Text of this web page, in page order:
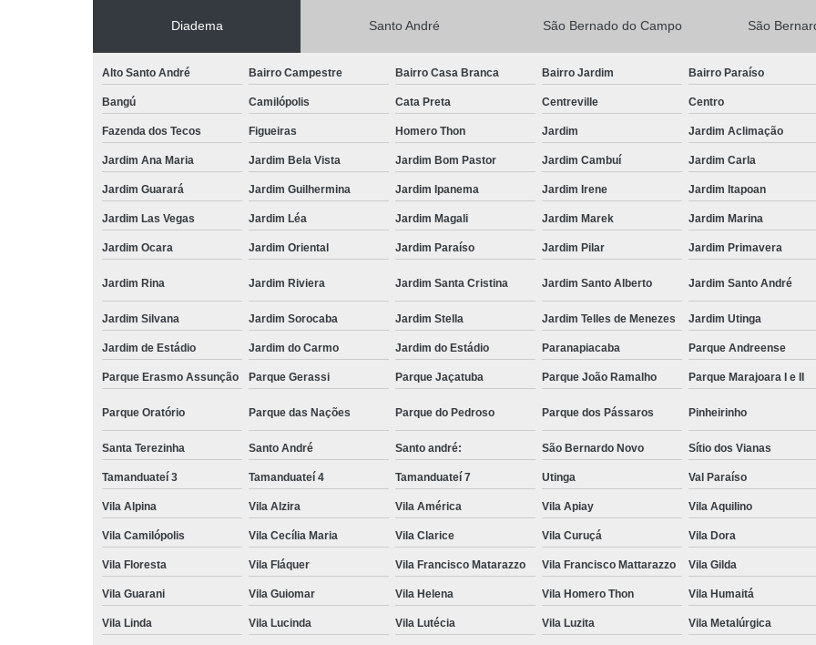
Diadema Santo André São Bernado do Campo São
Alto Santo André Bairro Campestre Bairro Casa Branca Bairro Jardim Bairro Paraíso
Bangú Camilópolis Cata Preta Centreville Centro
Fazenda dos Tecos Figueiras Homero Thon Jardim Jardim Aclimação
Jardim Ana Maria Jardim Bela Vista Jardim Bom Pastor Jardim Cambuí Jardim Carla
Jardim Guarará Jardim Guilhermina Jardim Ipanema Jardim Irene Jardim Itapoan
Jardim Las Vegas Jardim Léa Jardim Magali Jardim Marek Jardim Marina
Jardim Ocara Jardim Oriental Jardim Paraíso Jardim Pilar Jardim Primavera
Jardim Rina Jardim Riviera Jardim Santa Cristina Jardim Santo Alberto Jardim Santo André
Jardim Silvana Jardim Sorocaba Jardim Stella Jardim Telles de Menezes Jardim Utinga
Jardim de Estádio Jardim do Carmo Jardim do Estádio Paranapiacaba Parque Andreense
Parque Erasmo Assunção Parque Gerassi Parque Jaçatuba Parque João Ramalho Parque Marajoara I e II
Parque Oratório Parque das Nações Parque do Pedroso Parque dos Pássaros Pinheirinho
Santa Terezinha Santo André Santo andré: São Bernardo Novo Sítio dos Vianas
Tamanduateí 3 Tamanduateí 4 Tamanduateí 7 Utinga Val Paraíso
Vila Alpina Vila Alzira Vila América Vila Apiay Vila Aquilino
Vila Camilópolis Vila Cecília Maria Vila Clarice Vila Curuçá Vila Dora
Vila Floresta Vila Fláquer Vila Francisco Matarazzo Vila Francisco Mattarazzo Vila Gilda
Vila Guarani Vila Guiomar Vila Helena Vila Homero Thon Vila Humaitá
Vila Linda Vila Lucinda Vila Lutécia Vila Luzita Vila Metalúrgica